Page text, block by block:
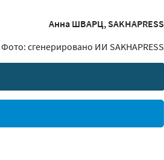
Анна ШВАРЦ, SAKHAPRESS
Фото: сгенерировано ИИ SAKHAPRESS